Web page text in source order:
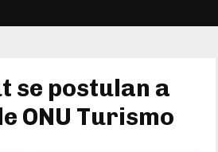
se postulan a
ONU Turismo